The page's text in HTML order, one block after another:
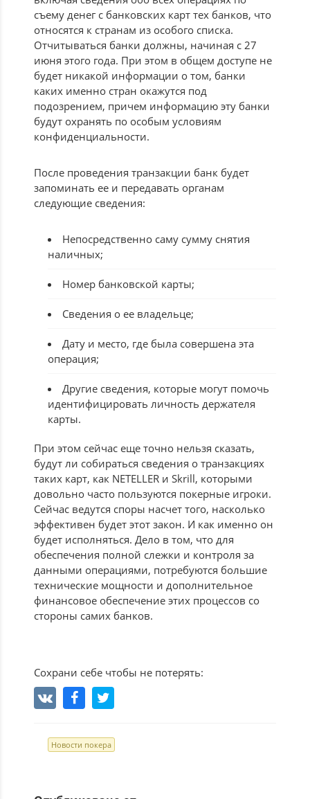
съему денег с банковских карт тех банков, что
относятся к странам из особого списка.
Отчитываться банки должны, начиная с 27
июня этого года. При этом в общем доступе не
будет никакой информации о том, банки
каких именно стран окажутся под
подозрением, причем информацию эту банки
будут охранять по особым условиям
конфиденциальности.
После проведения транзакции банк будет
запоминать ее и передавать органам
следующие сведения:
Непосредственно саму сумму снятия
наличных;
Номер банковской карты;
Сведения о ее владельце;
Дату и место, где была совершена эта
операция;
Другие сведения, которые могут помочь
идентифицировать личность держателя
карты.
При этом сейчас еще точно нельзя сказать,
будут ли собираться сведения о транзакциях
таких карт, как NETELLER и Skrill, которыми
довольно часто пользуются покерные игроки.
Сейчас ведутся споры насчет того, насколько
эффективен будет этот закон. И как именно он
будет исполняться. Дело в том, что для
обеспечения полной слежки и контроля за
данными операциями, потребуются большие
технические мощности и дополнительное
финансовое обеспечение этих процессов со
стороны самих банков.
Сохрани себе чтобы не потерять:
Новости покера